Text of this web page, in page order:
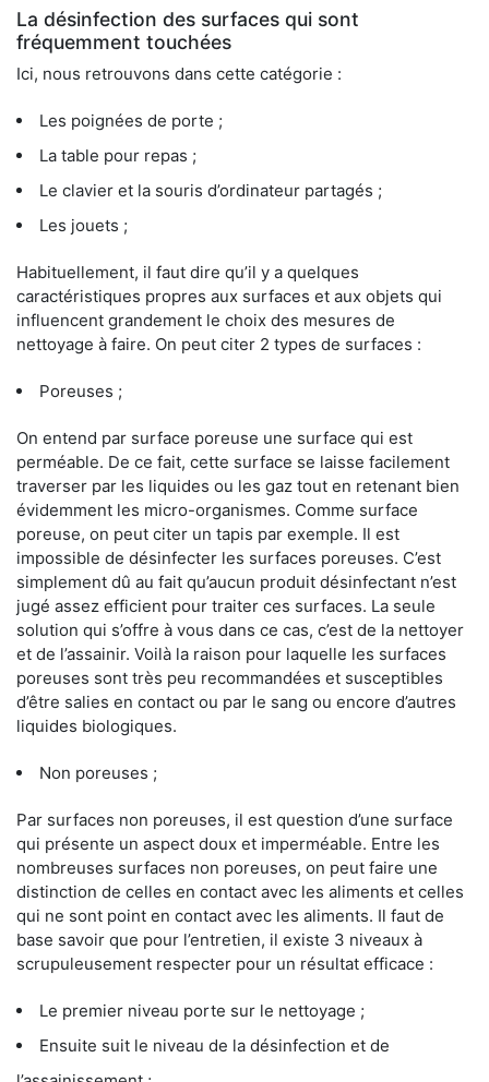
La désinfection des surfaces qui sont
fréquemment touchées
Ici, nous retrouvons dans cette catégorie :
Les poignées de porte ;
La table pour repas ;
Le clavier et la souris d’ordinateur partagés ;
Les jouets ;
Habituellement, il faut dire qu’il y a quelques
caractéristiques propres aux surfaces et aux objets qui
influencent grandement le choix des mesures de
nettoyage à faire. On peut citer 2 types de surfaces :
Poreuses ;
On entend par surface poreuse une surface qui est
perméable. De ce fait, cette surface se laisse facilement
traverser par les liquides ou les gaz tout en retenant bien
évidemment les micro-organismes. Comme surface
poreuse, on peut citer un tapis par exemple. Il est
impossible de désinfecter les surfaces poreuses. C’est
simplement dû au fait qu’aucun produit désinfectant n’est
jugé assez efficient pour traiter ces surfaces. La seule
solution qui s’offre à vous dans ce cas, c’est de la nettoyer
et de l’assainir. Voilà la raison pour laquelle les surfaces
poreuses sont très peu recommandées et susceptibles
d’être salies en contact ou par le sang ou encore d’autres
liquides biologiques.
Non poreuses ;
Par surfaces non poreuses, il est question d’une surface
qui présente un aspect doux et imperméable. Entre les
nombreuses surfaces non poreuses, on peut faire une
distinction de celles en contact avec les aliments et celles
qui ne sont point en contact avec les aliments. Il faut de
base savoir que pour l’entretien, il existe 3 niveaux à
scrupuleusement respecter pour un résultat efficace :
Le premier niveau porte sur le nettoyage ;
Ensuite suit le niveau de la désinfection et de